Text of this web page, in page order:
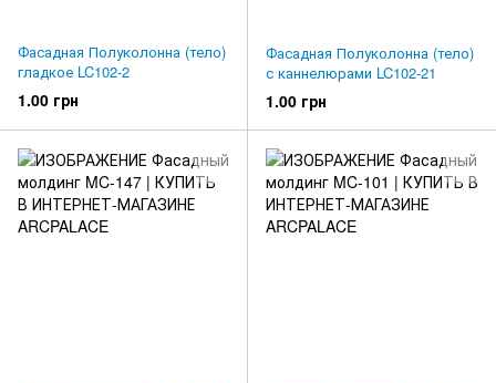
Фасадная Полуколонна (тело)
гладкое LC102-2
1.00 грн
Фасадная Полуколонна (тело)
с каннелюрами LC102-21
1.00 грн